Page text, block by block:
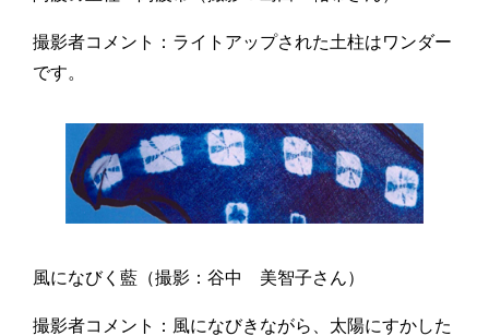
撮影者コメント：ライトアップされた土柱はワンダー
です。
風になびく藍（撮影：谷中 美智子さん）
撮影者コメント：風になびきながら、太陽にすかした